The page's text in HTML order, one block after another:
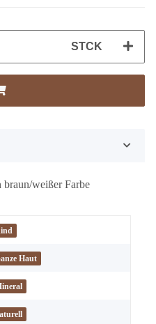
STCK
braun/weißer Farbe
Haut